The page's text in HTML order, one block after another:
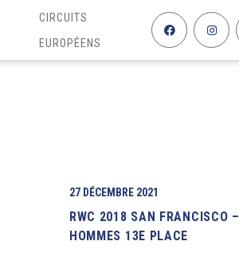
CIRCUITS
EUROPÉENS
27 DÉCEMBRE 2021
RWC 2018 SAN FRANCISCO –
HOMMES 13E PLACE